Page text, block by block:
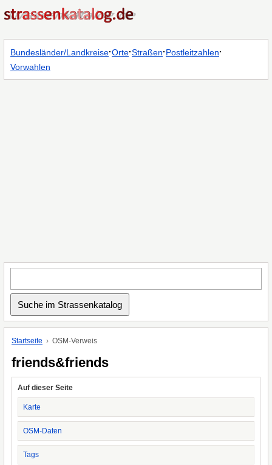
Bundesländer/Landkreise·Orte·Straßen·Postleitzahlen·
Vorwahlen
Startseite OSM-Verweis
friends&friends
Auf dieser Seite
Karte
OSM-Daten
Tags